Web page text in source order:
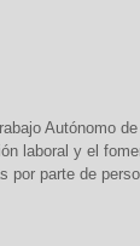
Autónomo
laboral y el
parte de